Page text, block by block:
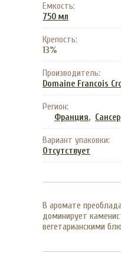
Емкость:
750 мл
Крепость:
13%
Производитель:
Domaine Francois
Регион:
Франция, Сансер
Вариант упаковки:
Отсутствует
В аромате
доминирует
вегетарианскими